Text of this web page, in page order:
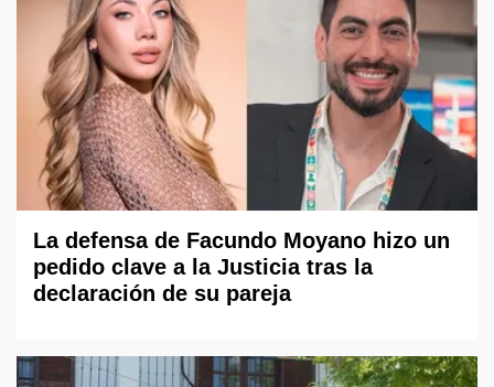
La defensa de Facundo Moyano hizo un
pedido clave a la Justicia tras la
declaración de su pareja